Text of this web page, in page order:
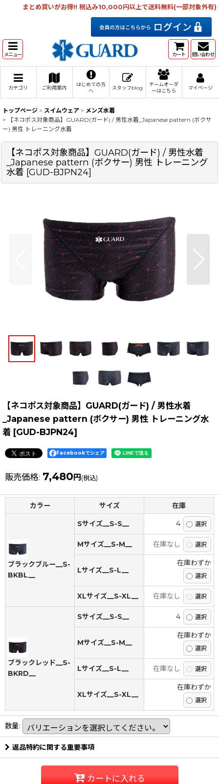
まとめ買いがお得!! 税込み10,000円以上で送料無料(一部対象外有)
メニュー カート 問い合わせ
カテゴリ ご利用案内
はじめての方
へ
スタッフblog
チームオーダ
ーはこちら
マイページ
トップページ > スイムウェア > メンズ水着
>
【ネコポス対象商品】GUARD(ガード) / 男性水着_Japanese pattern (ボクサ
ー) 男性 トレーニング水着
【ネコポス対象商品】GUARD(ガード) / 男性水着
_Japanese pattern (ボクサー) 男性 トレーニング
水着 [GUD-BJPN24]
【ネコポス対象商品】GUARD(ガード) / 男性水着
_Japanese pattern (ボクサー) 男性 トレーニング水
着 [GUD-BJPN24]
Facebookでシェア
販売価格: 7,480 円 (税込)
カラー サイズ 在庫
ブラックブルー__S-
BKBL__
Sサイズ__S-S__ 4
Mサイズ__S-M__ 在庫なし
Lサイズ__S-L__
在庫わずか
XLサイズ__S-XL__ 在庫なし
ブラックレッド__S-
BKRD__
Sサイズ__S-S__ 4
Mサイズ__S-M__
在庫わずか
Lサイズ__S-L__ 在庫なし
XLサイズ__S-XL__
在庫わずか
数量:
返品特約に関する重要事項
カートに入れる